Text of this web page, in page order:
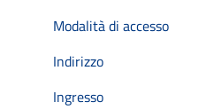
Modalità di accesso
Indirizzo
Ingresso